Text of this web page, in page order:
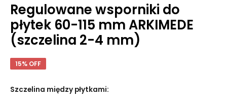
Regulowane wsporniki do
płytek 60-115 mm ARKIMEDE
(szczelina 2-4 mm)
15% OFF
Szczelina między płytkami: